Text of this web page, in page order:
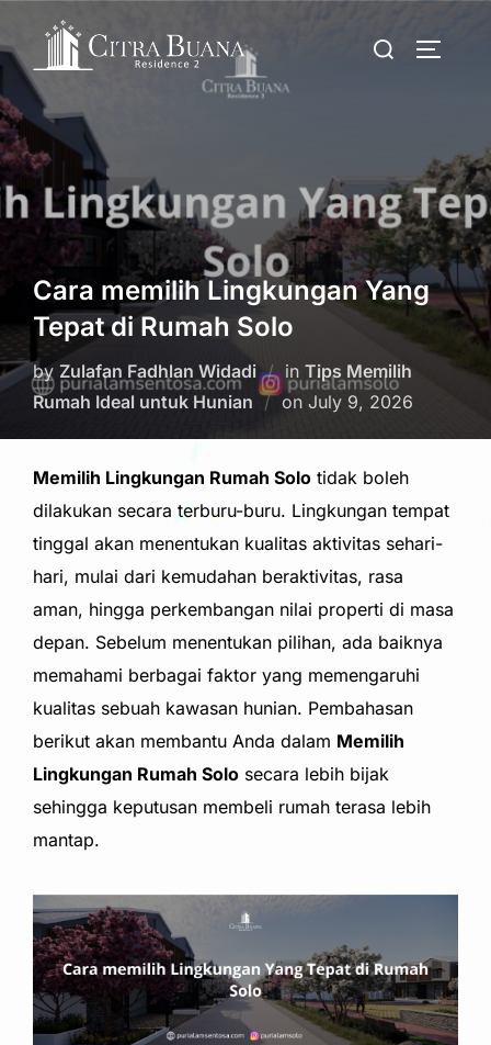
to
content
Search
Cara memilih Lingkungan Yang
Tepat di Rumah Solo
by Zulafan Fadhlan Widadi in Tips Memilih
Rumah Ideal untuk Hunian
on Posted
July 9, 2026
Memilih Lingkungan Rumah Solo tidak boleh
dilakukan secara terburu-buru. Lingkungan tempat
tinggal akan menentukan kualitas aktivitas sehari-
hari, mulai dari kemudahan beraktivitas, rasa
aman, hingga perkembangan nilai properti di masa
depan. Sebelum menentukan pilihan, ada baiknya
memahami berbagai faktor yang memengaruhi
kualitas sebuah kawasan hunian. Pembahasan
berikut akan membantu Anda dalam Memilih
Lingkungan Rumah Solo secara lebih bijak
sehingga keputusan membeli rumah terasa lebih
mantap.